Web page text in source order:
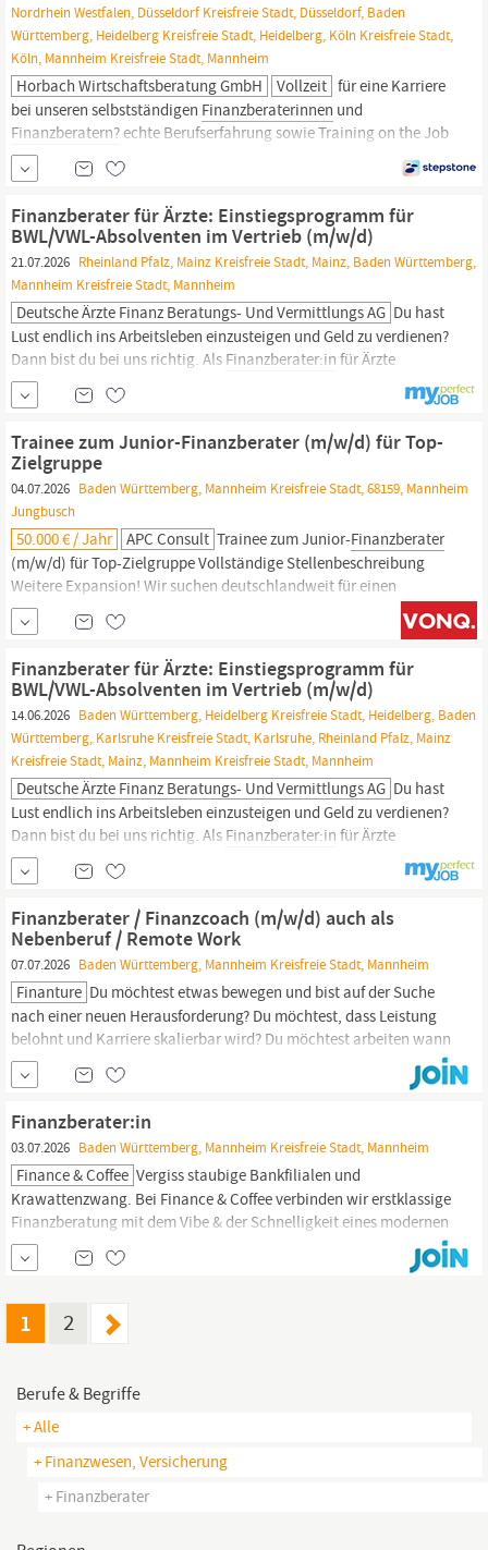
Nordrhein Westfalen, Düsseldorf Kreisfreie Stadt, Düsseldorf, Baden
Württemberg, Heidelberg Kreisfreie Stadt, Heidelberg, Köln Kreisfreie Stadt,
Köln, Mannheim Kreisfreie Stadt, Mannheim
Horbach Wirtschaftsberatung GmbH Vollzeit für eine Karriere
bei unseren selbstständigen Finanzberaterinnen und
Finanzberatern?echte Berufserfahrung sowie Training on the Job
durch unser Mentoring-Programm. Finanzwissen von dem du
auch persönlich profitieren kannst. eine sinnstiftende Tätigkeit,
mit der du finanzielle Bildung in die Bevölkerung bringst.
Finanzberater für Ärzte: Einstiegsprogramm für
BWL/VWL-Absolventen im Vertrieb (m/w/d)
21.07.2026 Rheinland Pfalz, Mainz Kreisfreie Stadt, Mainz, Baden Württemberg,
Mannheim Kreisfreie Stadt, Mannheim
Deutsche Ärzte Finanz Beratungs- Und Vermittlungs AG Du hast
Lust endlich ins Arbeitsleben einzusteigen und Geld zu verdienen?
Dann bist du bei uns richtig. Als Finanzberater:in für Ärzte
(m/w/d) lernst du im Training on the job Mediziner:innen
bedarfsgerecht zu beraten und passgenaue Lösungen zu Finanz-
und Versicherungsfragen zu finden. Die Deutsche Ärzte Finanz
gehört zur weltweit erfolgreichen AXA...
Trainee zum Junior-Finanzberater (m/w/d) für Top-
Zielgruppe
04.07.2026 Baden Württemberg, Mannheim Kreisfreie Stadt, 68159, Mannheim
Jungbusch
50.000 € / Jahr APC Consult Trainee zum Junior-Finanzberater
(m/w/d) für Top-Zielgruppe Vollständige Stellenbeschreibung
Weitere Expansion! Wir suchen deutschlandweit für einen
Konzern motivierte Absolventen als Trainees zum Junior-
Finanzberater (m/w/d) für Top-Zielgruppe Ihre Vorteile: ·
Selbstbestimmtes Arbeiten mit Büro in der jeweiligen
Niederlassung ·
Finanzberater für Ärzte: Einstiegsprogramm für
BWL/VWL-Absolventen im Vertrieb (m/w/d)
14.06.2026 Baden Württemberg, Heidelberg Kreisfreie Stadt, Heidelberg, Baden
Württemberg, Karlsruhe Kreisfreie Stadt, Karlsruhe, Rheinland Pfalz, Mainz
Kreisfreie Stadt, Mainz, Mannheim Kreisfreie Stadt, Mannheim
Deutsche Ärzte Finanz Beratungs- Und Vermittlungs AG Du hast
Lust endlich ins Arbeitsleben einzusteigen und Geld zu verdienen?
Dann bist du bei uns richtig. Als Finanzberater:in für Ärzte
(m/w/d) lernst du im Training on the job Mediziner:innen
bedarfsgerecht zu beraten und passgenaue Lösungen zu Finanz-
und Versicherungsfragen zu finden. Die Deutsche Ärzte Finanz
gehört zur weltweit erfolgreichen AXA...
Finanzberater / Finanzcoach (m/w/d) auch als
Nebenberuf / Remote Work
07.07.2026 Baden Württemberg, Mannheim Kreisfreie Stadt, Mannheim
Finanture Du möchtest etwas bewegen und bist auf der Suche
nach einer neuen Herausforderung? Du möchtest, dass Leistung
belohnt und Karriere skalierbar wird? Du möchtest arbeiten wann
du willst und von wo du willst? Dann könntest genau DU zu uns
passen! Wer wir sind Wir sind ein junges und erfolgreiches Start-
und suchen...
Finanzberater:in
03.07.2026 Baden Württemberg, Mannheim Kreisfreie Stadt, Mannheim
Finance & Coffee Vergiss staubige Bankfilialen und
Krawattenzwang. Bei Finance & Coffee verbinden wir erstklassige
Finanzberatung mit dem Vibe & der Schnelligkeit eines modernen
Start-ups. Egal ob bereits in der Finanzwelt zu Hause oder einfach
ein Naturtalent im Vertrieb? Finance & Coffee ist die Plattform für
1 2
Berufe & Begriffe
+ Alle
+ Finanzwesen, Versicherung
+ Finanzberater